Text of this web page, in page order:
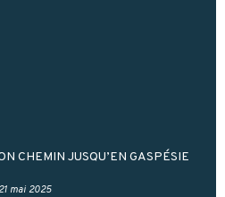
CHEMIN JUSQU’EN GASPÉSIE
mai 2025